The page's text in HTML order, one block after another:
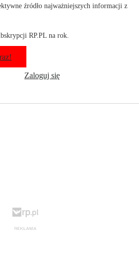
źródło najważniejszych informacji z
RP.PL na rok.
Zaloguj się